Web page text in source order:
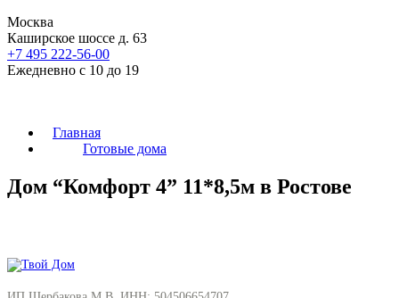
Москва
Каширское шоссе д. 63
+7 495 222-56-00
Ежедневно с 10 до 19
Главная
Готовые дома
Дом “Комфорт 4” 11*8,5м в Ростове